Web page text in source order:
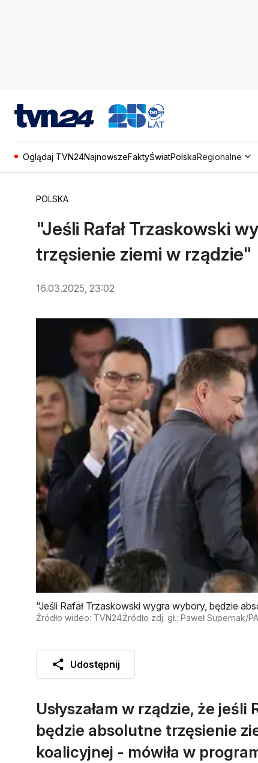
Oglądaj TVN24NajnowszeFaktyŚwiatPolskaRegionalne
POLSKA
"Jeśli Rafał Trzaskowski
trzęsienie ziemi w rządzie"
16.03.2025, 23:02
"Jeśli Rafał Trzaskowski wygra wybory, będzie
Źródło wideo: TVN24Źródło zdj. gł.: Paweł Supernak/
Udostępnij
Usłyszałam w rządzie, że
będzie absolutne trzęsienie
koalicyjnej - mówiła w